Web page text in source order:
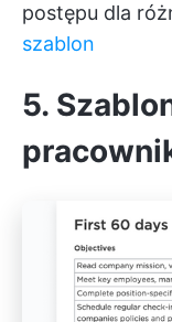
postępu dla
szablon
5.